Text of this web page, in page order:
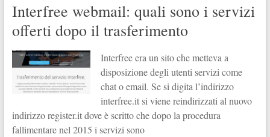
Interfree webmail: quali sono i servizi
offerti dopo il trasferimento
Interfree era un sito che metteva a
disposizione degli utenti servizi come
chat o email. Se si digita l’indirizzo
interfree.it si viene reindirizzati al nuovo
indirizzo register.it dove è scritto che dopo la procedura
fallimentare nel 2015 i servizi sono